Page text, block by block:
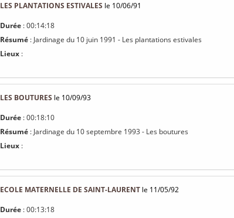
LES PLANTATIONS ESTIVALES le 10/06/91
Durée : 00:14:18
Résumé : Jardinage du 10 juin 1991 - Les plantations estivales
Lieux :
LES BOUTURES le 10/09/93
Durée : 00:18:10
Résumé : Jardinage du 10 septembre 1993 - Les boutures
Lieux :
ECOLE MATERNELLE DE SAINT-LAURENT le 11/05/92
Durée : 00:13:18